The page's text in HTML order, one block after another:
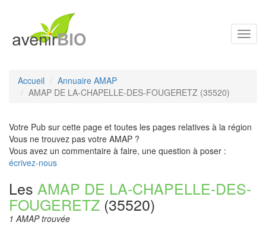
Accueil
Annuaire AMAP
AMAP DE LA-CHAPELLE-DES-FOUGERETZ (35520)
Votre Pub sur cette page et toutes les pages relatives à la région
Vous ne trouvez pas votre AMAP ?
Vous avez un commentaire à faire, une question à poser :
écrivez-nous
Les AMAP DE LA-CHAPELLE-DES-
FOUGERETZ (35520)
1 AMAP trouvée